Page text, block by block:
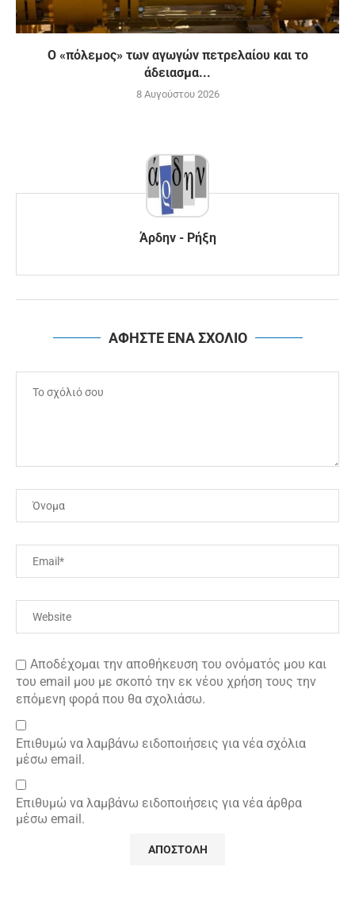
Ο «πόλεμος» των αγωγών πετρελαίου και το
άδειασμα...
8 Αυγούστου 2026
Άρδην - Ρήξη
ΑΦΗΣΤΕ ΕΝΑ ΣΧΟΛΙΟ
Αποδέχομαι την αποθήκευση του ονόματός μου και
του email μου με σκοπό την εκ νέου χρήση τους την
επόμενη φορά που θα σχολιάσω.
Επιθυμώ να λαμβάνω ειδοποιήσεις για νέα σχόλια
μέσω email.
Επιθυμώ να λαμβάνω ειδοποιήσεις για νέα άρθρα
μέσω email.